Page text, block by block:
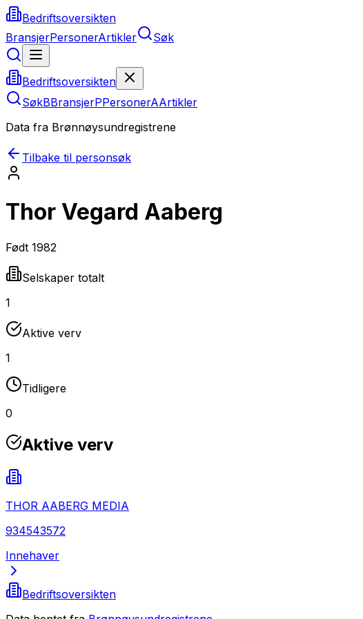
Bedriftsoversikten
BransjerPersonerArtikler Søk
Bedriftsoversikten
SøkBBransjerPPersonerAArtikler
Data fra Brønnøysundregistrene
Tilbake til personsøk
Thor Vegard Aaberg
Født 1982
Selskaper totalt
1
Aktive verv
1
Tidligere
0
Aktive verv
THOR AABERG MEDIA
934543572
Innehaver
Bedriftsoversikten